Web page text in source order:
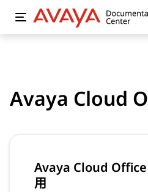
Avaya Cloud
Avaya Cloud Office
用